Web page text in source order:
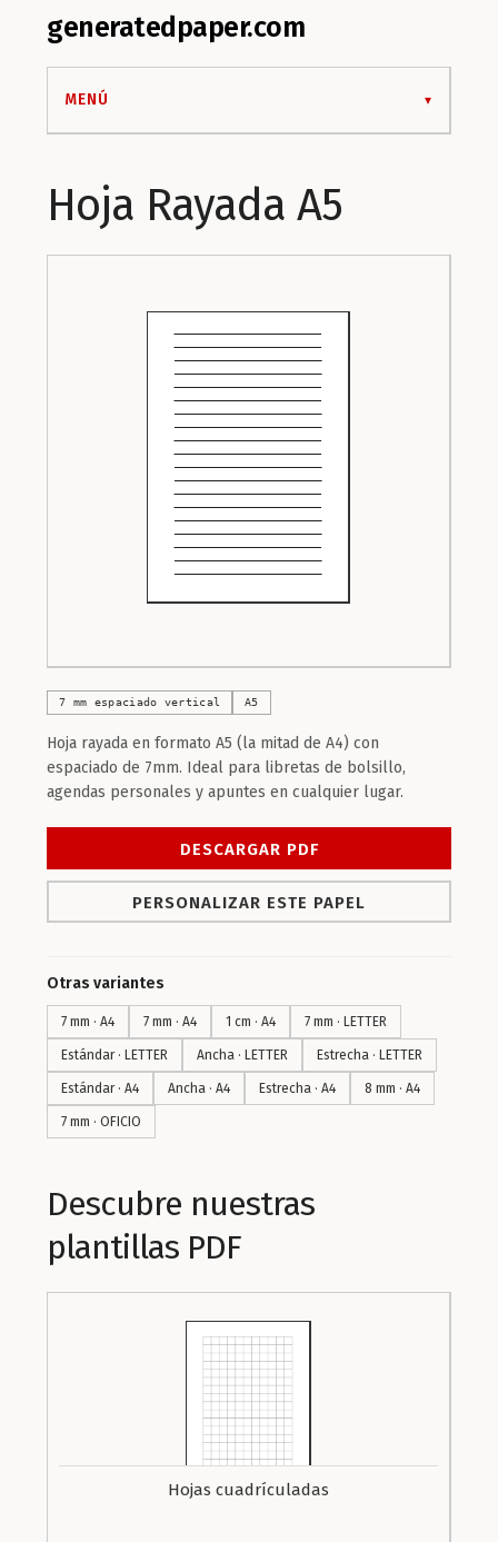
generatedpaper.com
MENÚ
Hoja Rayada A5
7 mm espaciado vertical A5
Hoja rayada en formato A5 (la mitad de A4) con
espaciado de 7mm. Ideal para libretas de bolsillo,
agendas personales y apuntes en cualquier lugar.
DESCARGAR PDF
PERSONALIZAR ESTE PAPEL
Otras variantes
7 mm · A4 7 mm · A4 1 cm · A4 7 mm · LETTER
Estándar · LETTER Ancha · LETTER Estrecha · LETTER
Estándar · A4 Ancha · A4 Estrecha · A4 8 mm · A4
7 mm · OFICIO
Descubre nuestras
plantillas PDF
Hojas cuadrículadas